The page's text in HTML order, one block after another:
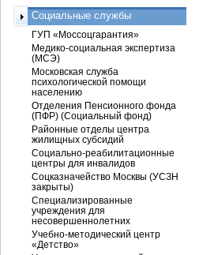
Социальные службы
ГУП «Моссоцгарантия»
Медико-социальная экспертиза
(МСЭ)
Московская служба
психологической помощи
населению
Отделения Пенсионного фонда
(ПФР) (Социальный фонд)
Районные отделы центра
жилищных субсидий
Социально-реабилитационные
центры для инвалидов
Соцказначейство Москвы (УСЗН
закрыты)
Специализированные
учреждения для
несовершеннолетних
Учебно-методический центр
«Детство»